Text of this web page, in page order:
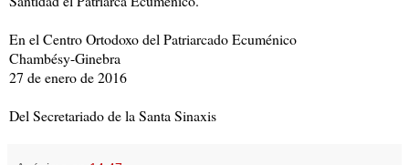
En el Centro Ortodoxo del Patriarcado Ecuménico
Chambésy-Ginebra
27 de enero de 2016
Del Secretariado de la Santa Sinaxis